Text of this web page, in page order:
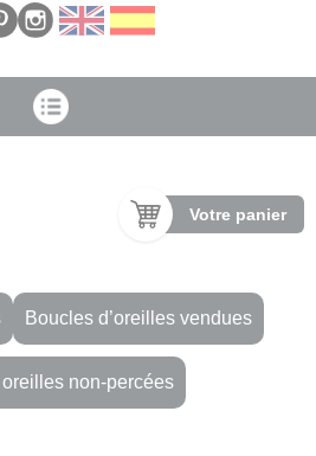
Votre panier
Boucles d’oreilles vendues
oreilles non-percées